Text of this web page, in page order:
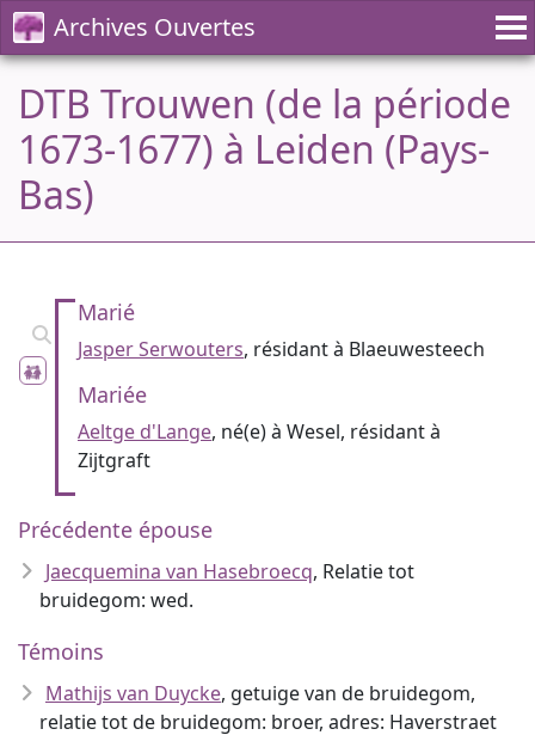
Archives Ouvertes
DTB Trouwen (de la période
1673-1677) à Leiden (Pays-
Bas)
Marié
Jasper Serwouters, résidant à Blaeuwesteech
Mariée
Aeltge d'Lange, né(e) à Wesel, résidant à
Zijtgraft
Précédente épouse
Jaecquemina van Hasebroecq, Relatie tot
bruidegom: wed.
Témoins
Mathijs van Duycke, getuige van de bruidegom,
relatie tot de bruidegom: broer, adres: Haverstraet